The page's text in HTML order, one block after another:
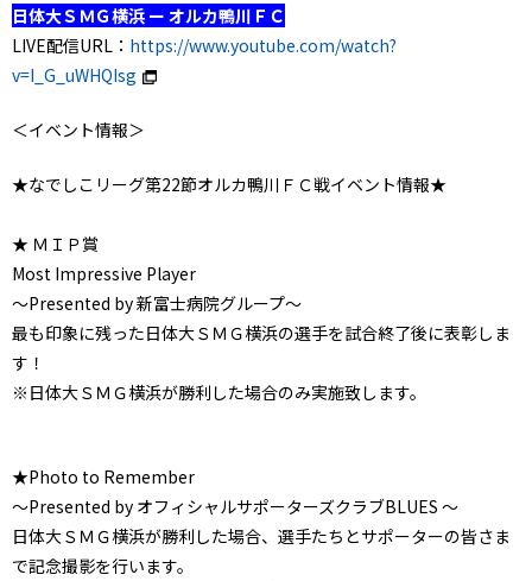
日体大ＳＭＧ横浜 ー オルカ鴨川ＦＣ
LIVE配信URL： https://www.youtube.com/watch?
v=I_G_uWHQIsg
＜イベント情報＞
★なでしこリーグ第22節オルカ鴨川ＦＣ戦イベント情報★
★ ＭＩＰ賞
Most Impressive Player
～Presented by 新富士病院グループ～
最も印象に残った日体大ＳＭＧ横浜の選手を試合終了後に表彰しま
す！
※日体大ＳＭＧ横浜が勝利した場合のみ実施致します。
★Photo to Remember
～Presented by オフィシャルサポーターズクラブBLUES ～
日体大ＳＭＧ横浜が勝利した場合、選手たちとサポーターの皆さま
で記念撮影を行います。